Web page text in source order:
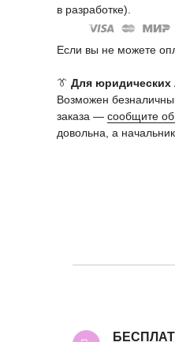
в разработке).
Если вы не можете
👔 Для юридических
Возможен
заказа — сообщите
довольна, а